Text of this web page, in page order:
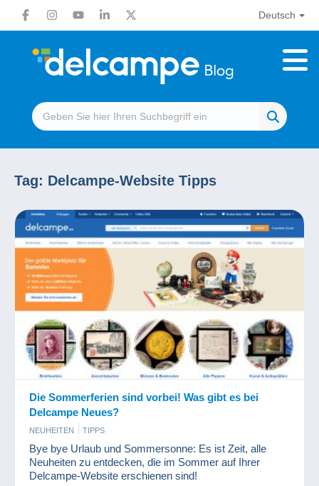
Deutsch
Tag: Delcampe-Website Tipps
Die Sommerferien sind vorbei! Was gibt es bei
Delcampe Neues?
NEUHEITEN TIPPS
Bye bye Urlaub und Sommersonne: Es ist Zeit, alle
Neuheiten zu entdecken, die im Sommer auf Ihrer
Delcampe-Website erschienen sind!